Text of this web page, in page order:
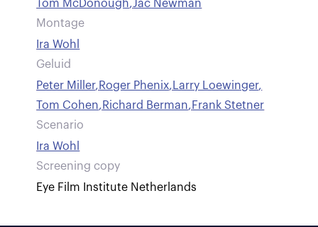
Tom McDonough,Jac Newman
Montage
Ira Wohl
Geluid
Peter Miller,Roger Phenix, Larry Loewinger,
Tom Cohen,Richard Berman,Frank Stetner
Scenario
Ira Wohl
Screening copy
Eye Film Institute Netherlands